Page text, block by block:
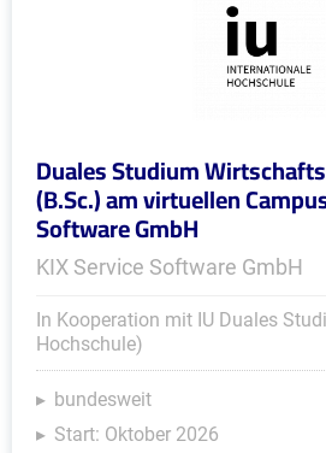
Duales Studium
(B.Sc.) am virtuellen
Software GmbH
KIX Service Software GmbH
In Kooperation mit IU Duales
Hochschule)
bundesweit
Start: Oktober 2026